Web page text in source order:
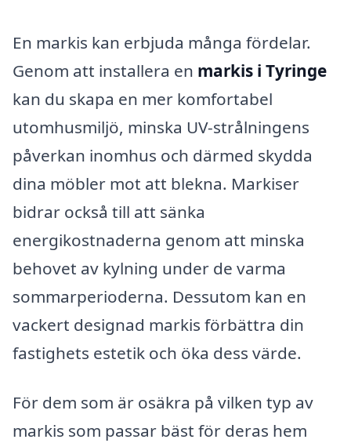
En markis kan erbjuda många fördelar.
Genom att installera en markis i Tyringe
kan du skapa en mer komfortabel
utomhusmiljö, minska UV-strålningens
påverkan inomhus och därmed skydda
dina möbler mot att blekna. Markiser
bidrar också till att sänka
energikostnaderna genom att minska
behovet av kylning under de varma
sommarperioderna. Dessutom kan en
vackert designad markis förbättra din
fastighets estetik och öka dess värde.
För dem som är osäkra på vilken typ av
markis som passar bäst för deras hem